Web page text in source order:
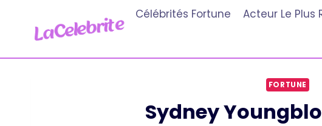
contenu
Célébrités Fortune Acteur Le Plus
FORTUNE
Sydney